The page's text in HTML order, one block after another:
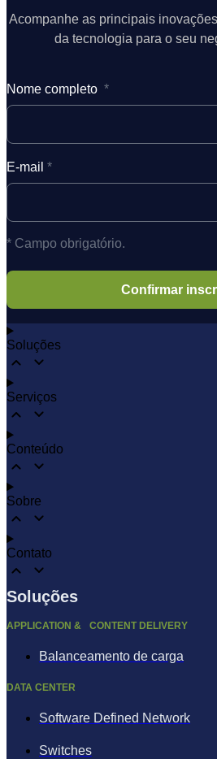
Acompanhe as principais
da tecnologia para o seu
Nome completo *
E-mail *
* Campo obrigatório.
Soluções
Serviços
Conteúdo
Sobre
Contato
Soluções
APPLICATION & CONTENT DELIVERY
Balanceamento de carga
DATA CENTER
Software Defined Network
Switches